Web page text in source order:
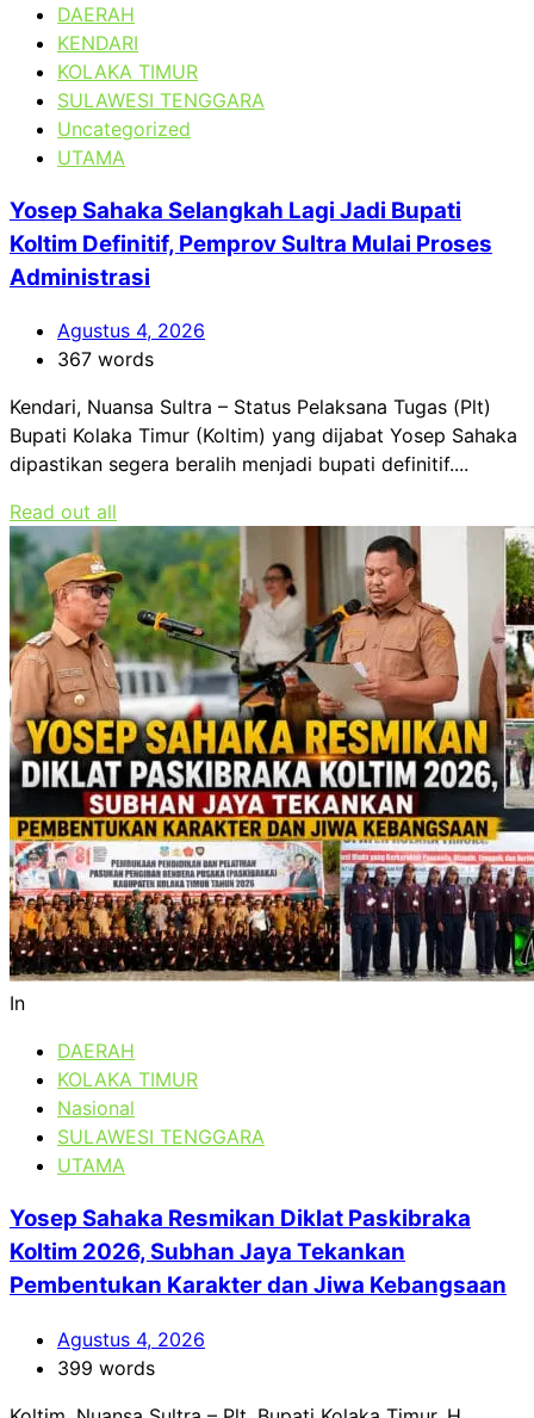
DAERAH
KENDARI
KOLAKA TIMUR
SULAWESI TENGGARA
Uncategorized
UTAMA
Yosep Sahaka Selangkah Lagi Jadi Bupati
Koltim Definitif, Pemprov Sultra Mulai Proses
Administrasi
Agustus 4, 2026
367 words
Kendari, Nuansa Sultra – Status Pelaksana Tugas (Plt)
Bupati Kolaka Timur (Koltim) yang dijabat Yosep Sahaka
dipastikan segera beralih menjadi bupati definitif....
Read out all
In
DAERAH
KOLAKA TIMUR
Nasional
SULAWESI TENGGARA
UTAMA
Yosep Sahaka Resmikan Diklat Paskibraka
Koltim 2026, Subhan Jaya Tekankan
Pembentukan Karakter dan Jiwa Kebangsaan
Agustus 4, 2026
399 words